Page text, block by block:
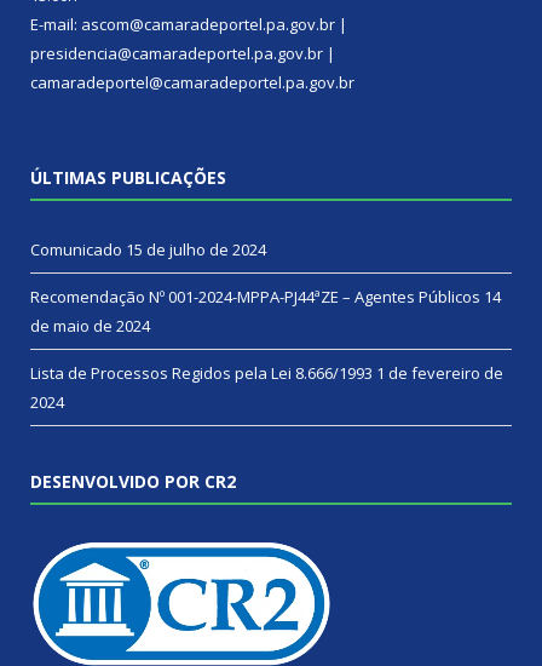
E-mail: ascom@camaradeportel.pa.gov.br |
presidencia@camaradeportel.pa.gov.br |
camaradeportel@camaradeportel.pa.gov.br
ÚLTIMAS PUBLICAÇÕES
Comunicado 15 de julho de 2024
Recomendação Nº 001-2024-MPPA-PJ44ªZE – Agentes Públicos 14
de maio de 2024
Lista de Processos Regidos pela Lei 8.666/1993 1 de fevereiro de
2024
DESENVOLVIDO POR CR2